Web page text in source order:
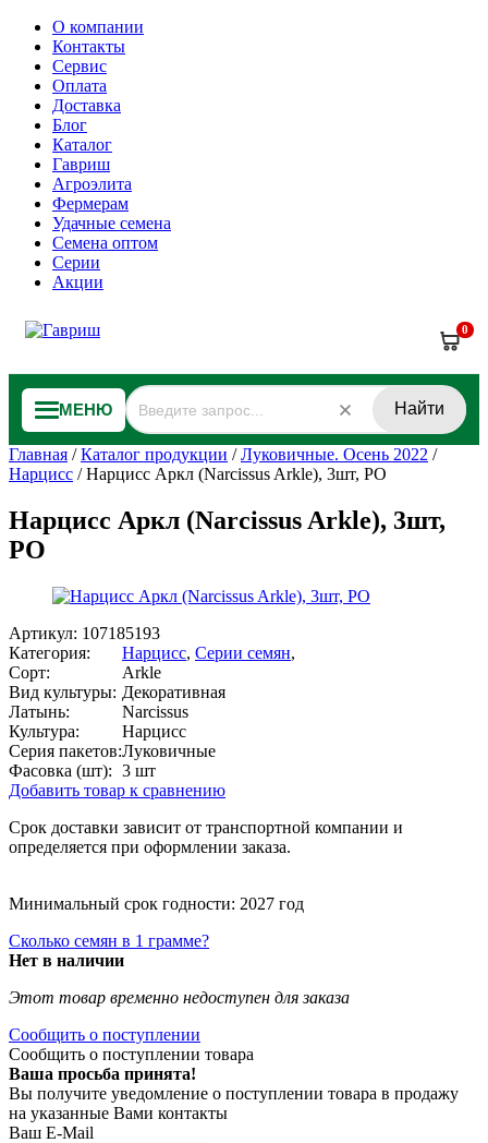
О компании
Контакты
Сервис
Оплата
Доставка
Блог
Каталог
Гавриш
Агроэлита
Фермерам
Удачные семена
Семена оптом
Серии
Акции
0
МЕНЮ Найти
Главная /Каталог продукции /Луковичные. Осень 2022 /
Нарцисс /Нарцисс Аркл (Narcissus Arkle), 3шт, РО
Нарцисс Аркл (Narcissus Arkle), 3шт,
РО
Артикул: 107185193
Категория:
Нарцисс, Серии семян,
Сорт:
Arkle
Вид культуры: Декоративная
Латынь:
Narcissus
Культура:
Нарцисс
Серия пакетов:Луковичные
Фасовка (шт): 3 шт
Добавить товар к сравнению
Срок доставки зависит от транспортной компании и
определяется при оформлении заказа.
Минимальный срок годности: 2027 год
Сколько семян в 1 грамме?
Нет в наличии
Этот товар временно недоступен для заказа
Сообщить о поступлении
Сообщить о поступлении товара
Ваша просьба принята!
Вы получите уведомление о поступлении товара в продажу
на указанные Вами контакты
Ваш E-Mail